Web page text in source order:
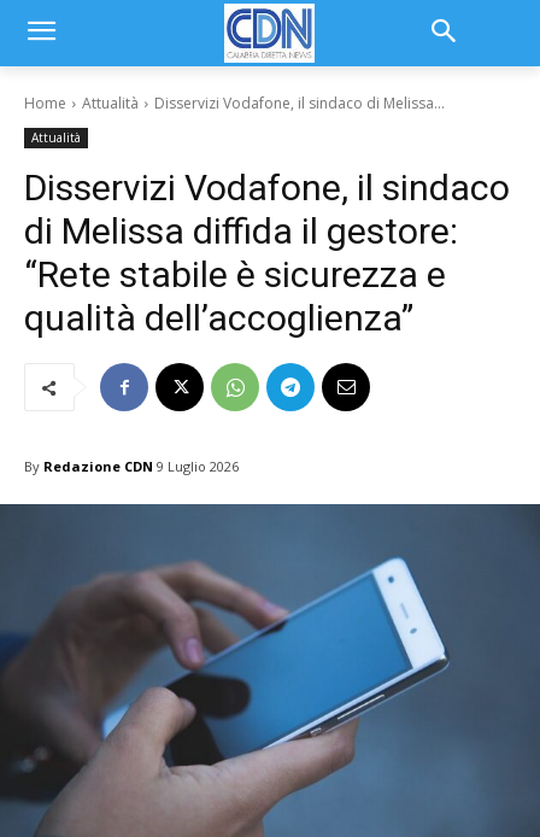
Home Attualità Disservizi Vodafone, il sindaco di Melissa...
Attualità
Disservizi Vodafone, il sindaco
di Melissa diffida il gestore:
“Rete stabile è sicurezza e
qualità dell’accoglienza”
By Redazione CDN 9 Luglio 2026